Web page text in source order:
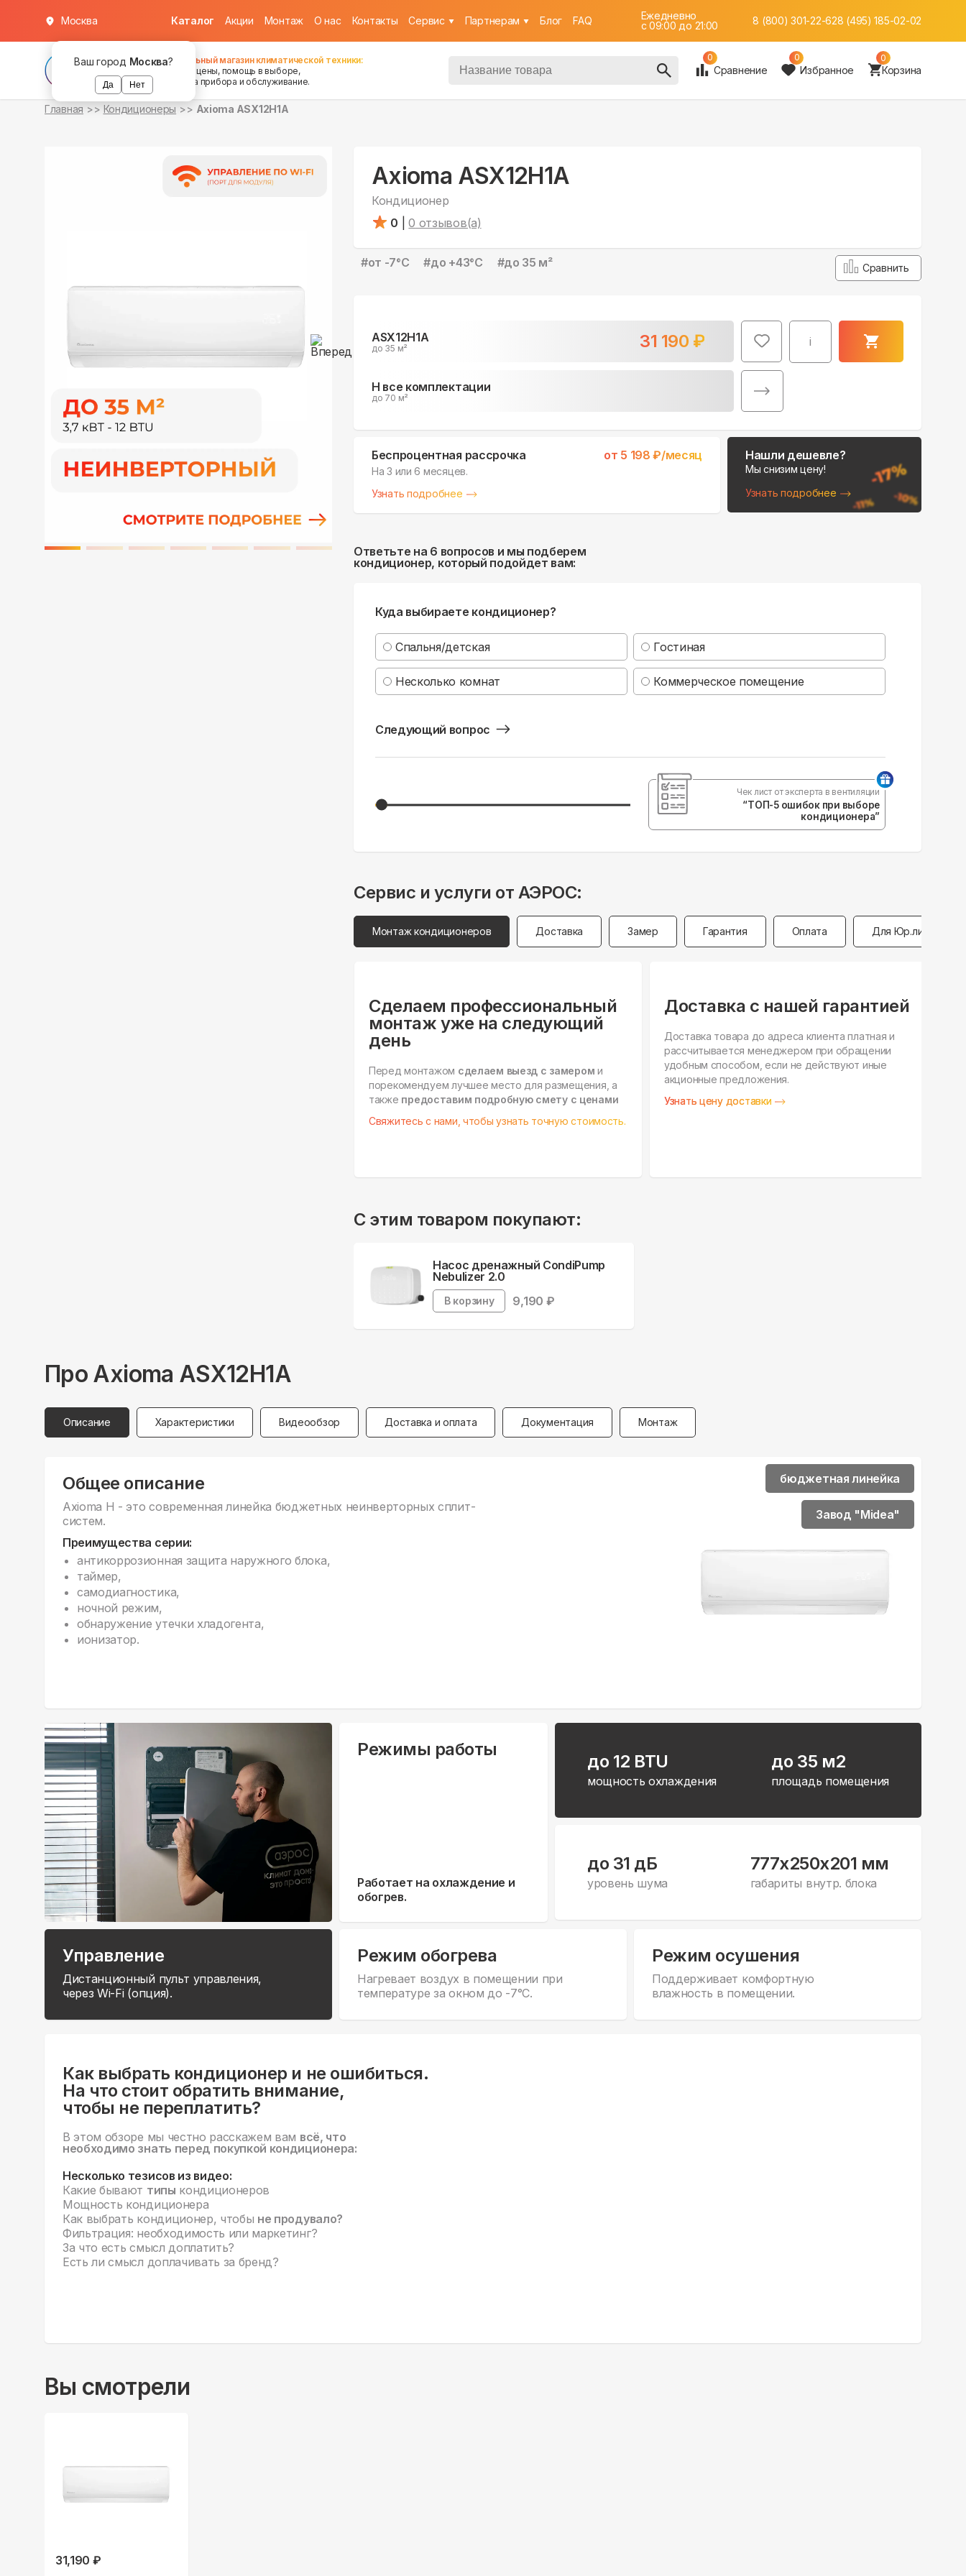
Ваш город Москва?
Да Нет
Москва Каталог Акции Монтаж О нас Контакты Cервис Партнерам Блог FAQ
Ежедневно
c 09:00 до 21:00
8 (800) 301-22-628 (495) 185-02-02
Федеральный магазин климатической техники:
хорошие цены, помощь в выборе,
установка прибора и обслуживание.
0
Сравнение
0
Избранное
0
Корзина
Главная Кондиционеры Axioma ASX12H1A
Поможем выбрать
место для монтажа:
В Telegram
Axioma ASX12H1A
Кондиционер
0
0 отзывов(а)
#от -7°С #до +43°С #до 35 м² Сравнить
ASX12H1A
до 35 м² 31 190 ₽ i
в наличии
H все комплектации
до 70 м²
в наличии
Беспроцентная рассрочка от 5 198 ₽/месяц
На 3 или 6 месяцев.
Узнать подробнее
Нашли дешевле?
Мы снизим цену!
Узнать подробнее
Ответьте на 6 вопросов и мы подберем
кондиционер, который подойдет вам:
Куда выбираете кондиционер?
Спальня/детская Гостиная
Несколько комнат Коммерческое помещение
Следующий вопрос
Чек лист от эксперта в вентиляции
“ТОП-5 ошибок при выборе
кондиционера”
Сервис и услуги от АЭРОС:
Монтаж кондиционеров Доставка Замер Гарантия Оплата Для Юр.лиц
Сделаем профессиональный
монтаж уже на следующий
день
Перед монтажом сделаем выезд с замером и
порекомендуем лучшее место для размещения, а
также предоставим подробную смету с ценами
Свяжитесь с нами, чтобы узнать точную стоимость.
Доставка с нашей гарантией
Доставка товара до адреса клиента платная и
рассчитывается менеджером при обращении
удобным способом, если не действуют иные
акционные предложения.
Узнать цену доставки
С этим товаром покупают:
Насос дренажный CondiPump
Nebulizer 2.0
В корзину 9,190 ₽
Про Axioma ASX12H1A
Описание Характеристики Видеообзор Доставка и оплата Документация Монтаж
Общее описание
Axioma H - это современная линейка бюджетных неинверторных сплит-
систем.
Преимущества серии:
антикоррозионная защита наружного блока,
таймер,
самодиагностика,
ночной режим,
обнаружение утечки хладогента,
ионизатор.
бюджетная линейка
Завод "Midea"
Режимы работы
Работает на охлаждение и
обогрев.
до 12 BTU
мощность охлаждения
до 35 м2
площадь помещения
до 31 дБ
уровень шума
777x250x201 мм
габариты внутр. блока
Управление
Дистанционный пульт управления,
через Wi-Fi (опция).
Режим обогрева
Нагревает воздух в помещении при
температуре за окном до -7°С.
Режим осушения
Поддерживает комфортную
влажность в помещении.
Как выбрать кондиционер и не ошибиться.
На что стоит обратить внимание,
чтобы не переплатить?
В этом обзоре мы честно расскажем вам всё, что
необходимо знать перед покупкой кондиционера:
Несколько тезисов из видео:
Какие бывают типы кондиционеров
Мощность кондиционера
Как выбрать кондиционер, чтобы не продувало?
Фильтрация: необходимость или маркетинг?
За что есть смысл доплатить?
Есть ли смысл доплачивать за бренд?
Вы смотрели
31,190 ₽